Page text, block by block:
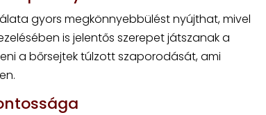
gyors megkönnyebbülést nyújthat, mivel
is jelentős szerepet játszanak a
a bőrsejtek túlzott szaporodását, ami